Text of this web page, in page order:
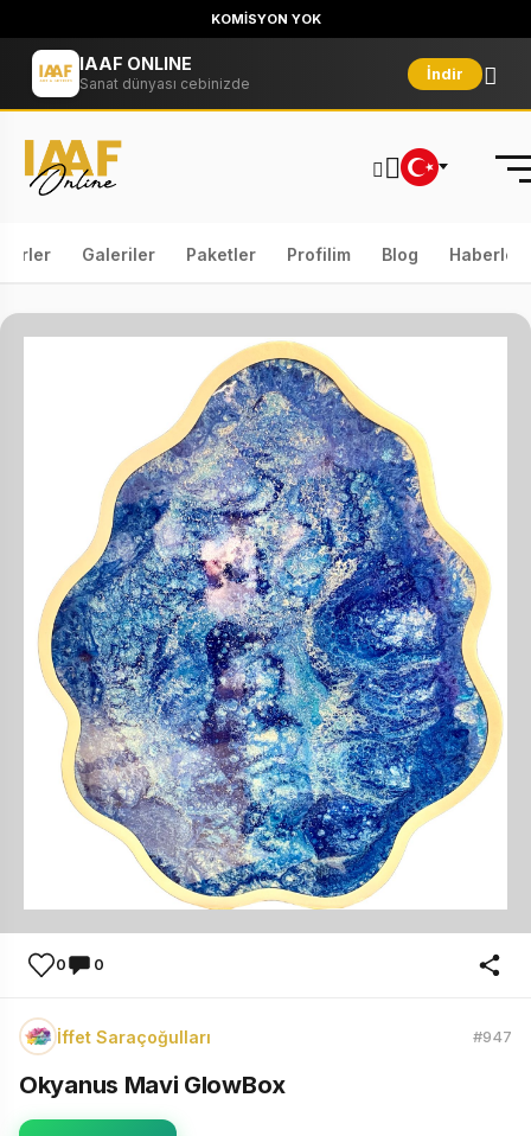
KOMİSYON YOK
IAAF ONLINE
Sanat dünyası cebinizde
İndir
Galeriler Paketler Profilim Blog Haberler
0 0
İffet Saraçoğulları #947
Okyanus Mavi GlowBox